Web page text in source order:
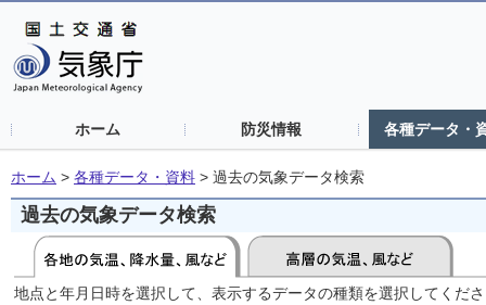
ホーム 防災情報 各種データ・
ホーム > 各種データ・資料 > 過去の気象データ検索
過去の気象データ検索
地点と年月日時を選択して、表示するデータの種類を選択してくだ